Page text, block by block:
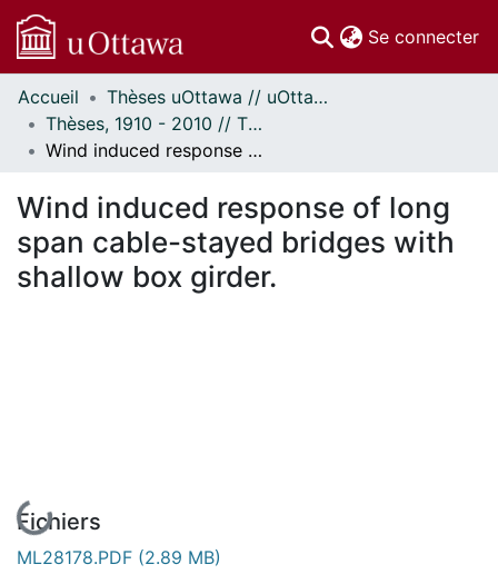
Se connecter
Communautés
et collections
Parcourir
À propos
Accueil
Thèses uOttawa // uOttawa Theses
Thèses, 1910 - 2010 // Theses, 1910 - 2010
Wind induced response of long span cable-stayed bridges with shallow box girder.
Wind induced response of long
span cable-stayed bridges with
shallow box girder.
En cours de chargement...
Fichiers
ML28178.PDF (2.89 MB)